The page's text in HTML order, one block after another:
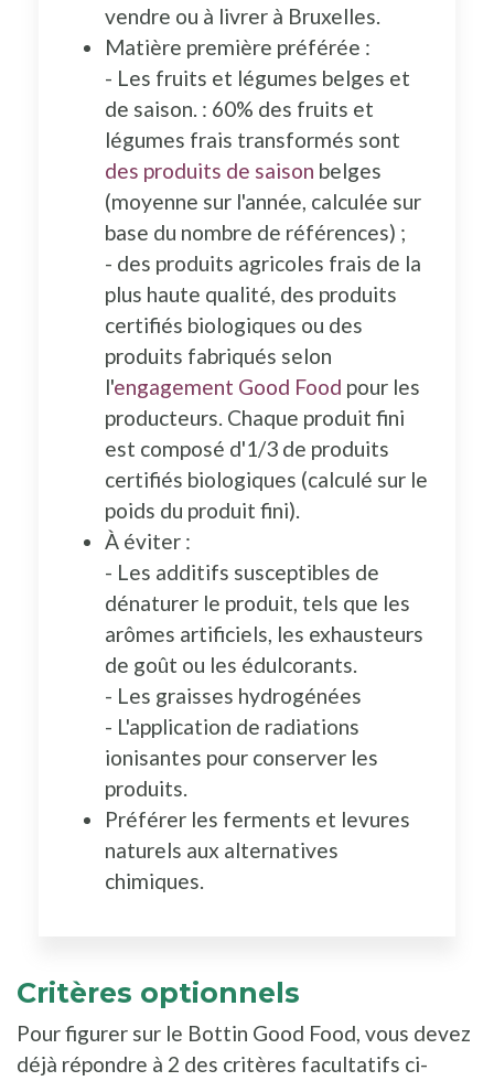
vendre ou à livrer à Bruxelles.
Matière première préférée :
- Les fruits et légumes belges et
de saison. : 60% des fruits et
légumes frais transformés sont
des produits de saison belges
(moyenne sur l'année, calculée sur
base du nombre de références) ;
- des produits agricoles frais de la
plus haute qualité, des produits
certifiés biologiques ou des
produits fabriqués selon
l'engagement Good Food pour les
producteurs. Chaque produit fini
est composé d'1/3 de produits
certifiés biologiques (calculé sur le
poids du produit fini).
À éviter :
- Les additifs susceptibles de
dénaturer le produit, tels que les
arômes artificiels, les exhausteurs
de goût ou les édulcorants.
- Les graisses hydrogénées
- L'application de radiations
ionisantes pour conserver les
produits.
Préférer les ferments et levures
naturels aux alternatives
chimiques.
Critères optionnels
Pour figurer sur le Bottin Good Food, vous devez
déjà répondre à 2 des critères facultatifs ci-